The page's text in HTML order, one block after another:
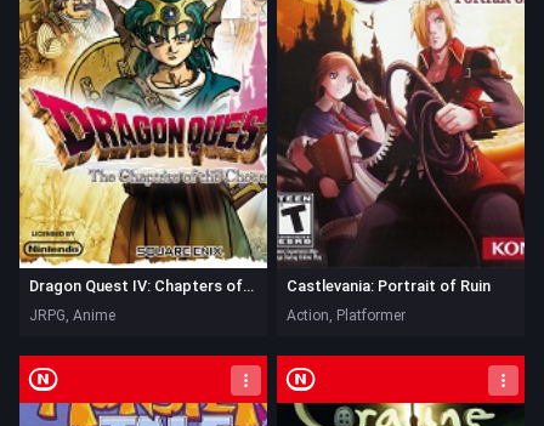
Dragon Quest IV: Chapters of the Chosen
JRPG, Anime
Castlevania: Portrait of Ruin
Action, Platformer
Nintendo DS Nintendo DS